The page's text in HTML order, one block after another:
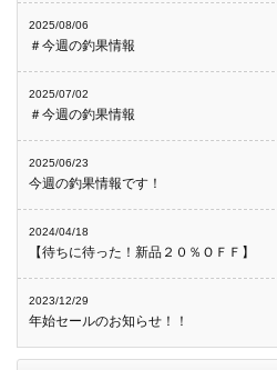
2025/08/06
＃今週の釣果情報
2025/07/02
＃今週の釣果情報
2025/06/23
今週の釣果情報です！
2024/04/18
【待ちに待った！新品２０％ＯＦＦ】
2023/12/29
年始セールのお知らせ！！